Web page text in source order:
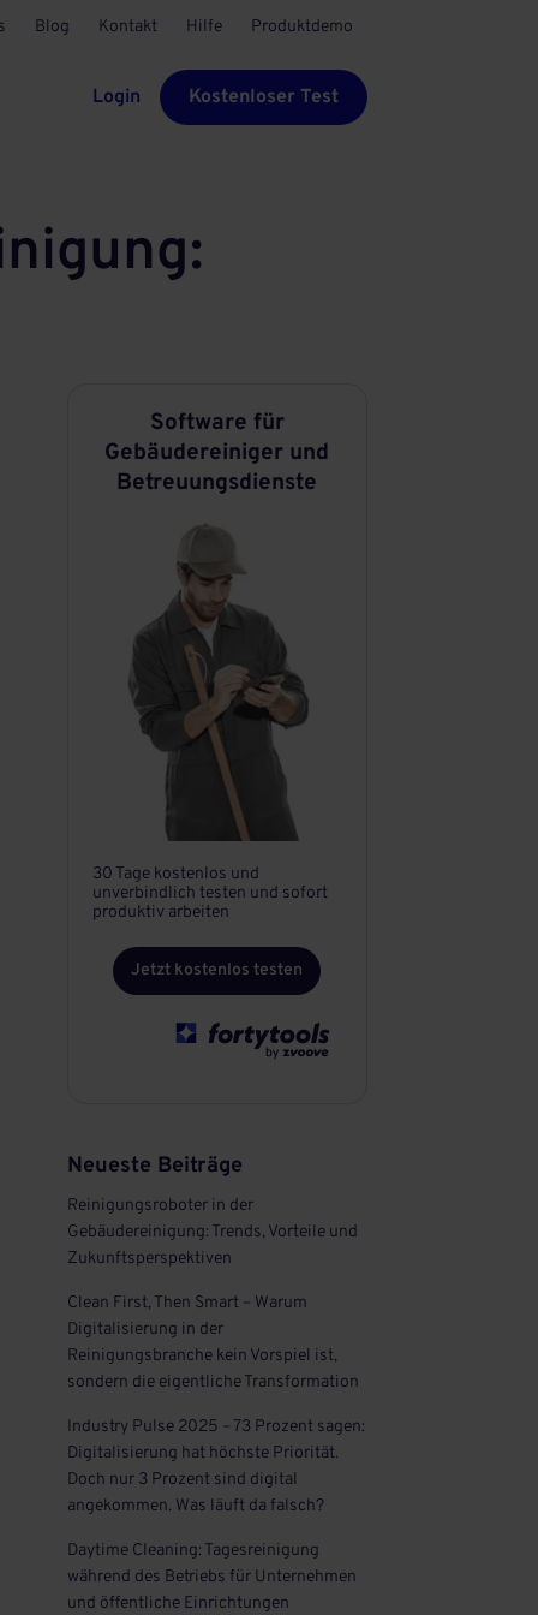
Blog Kontakt Hilfe Produktdemo
Login Kostenloser Test
Software für
Gebäudereiniger und
Betreuungsdienste
30 Tage kostenlos und
unverbindlich testen und sofort
produktiv arbeiten
Jetzt kostenlos testen
Neueste Beiträge
Reinigungsroboter in der
Gebäudereinigung: Trends, Vorteile und
Zukunftsperspektiven
Clean First, Then Smart – Warum
Digitalisierung in der
Reinigungsbranche kein Vorspiel ist,
sondern die eigentliche Transformation
Industry Pulse 2025 – 73 Prozent sagen:
Digitalisierung hat höchste Priorität.
Doch nur 3 Prozent sind digital
angekommen. Was läuft da falsch?
Daytime Cleaning: Tagesreinigung
während des Betriebs für Unternehmen
und öffentliche Einrichtungen